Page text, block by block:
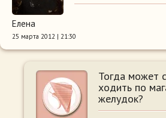
Елена
25 марта 2012 | 21:30
Тогда может
ходить по
желудок?